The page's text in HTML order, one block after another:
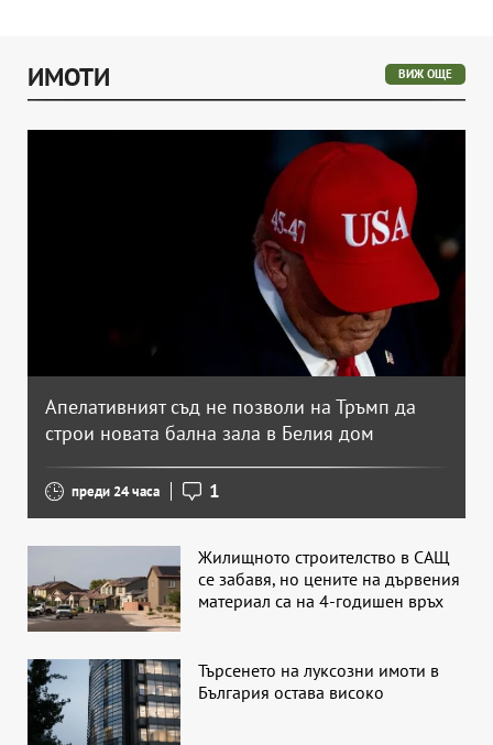
ИМОТИ ВИЖ ОЩЕ
Апелативният съд не позволи на Тръмп да
строи новата бална зала в Белия дом
преди 24 часа 1
Жилищното строителство в САЩ
се забавя, но цените на дървения
материал са на 4-годишен връх
Търсенето на луксозни имоти в
България остава високо